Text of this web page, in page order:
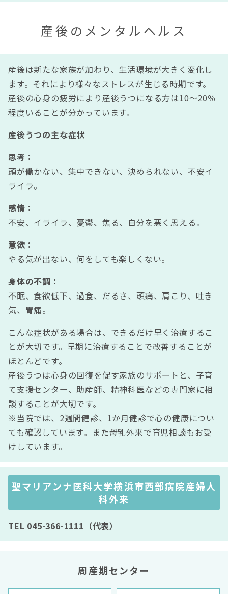
産後のメンタルヘルス
産後は新たな家族が加わり、生活環境が大きく変化し
ます。それにより様々なストレスが生じる時期です。
産後の心身の疲労により産後うつになる方は10～20％
程度いることが分かっています。
産後うつの主な症状
思考：
頭が働かない、集中できない、決められない、不安イ
ライラ。
感情：
不安、イライラ、憂鬱、焦る、自分を悪く思える。
意欲：
やる気が出ない、何をしても楽しくない。
身体の不調：
不眠、食欲低下、過食、だるさ、頭痛、肩こり、吐き
気、胃痛。
こんな症状がある場合は、できるだけ早く治療するこ
とが大切です。早期に治療することで改善することが
ほとんどです。
産後うつは心身の回復を促す家族のサポートと、子育
て支援センター、助産師、精神科医などの専門家に相
談することが大切です。
※当院では、2週間健診、1か月健診で心の健康につい
ても確認しています。また母乳外来で育児相談もお受
けしています。
聖マリアンナ医科大学横浜市西部病院産婦人
科外来
TEL 045-366-1111（代表）
周産期センター